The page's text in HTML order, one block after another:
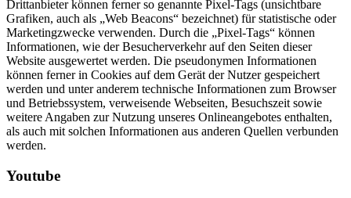
Drittanbieter können ferner so genannte Pixel-Tags (unsichtbare
Grafiken, auch als „Web Beacons“ bezeichnet) für statistische oder
Marketingzwecke verwenden. Durch die „Pixel-Tags“ können
Informationen, wie der Besucherverkehr auf den Seiten dieser
Website ausgewertet werden. Die pseudonymen Informationen
können ferner in Cookies auf dem Gerät der Nutzer gespeichert
werden und unter anderem technische Informationen zum Browser
und Betriebssystem, verweisende Webseiten, Besuchszeit sowie
weitere Angaben zur Nutzung unseres Onlineangebotes enthalten,
als auch mit solchen Informationen aus anderen Quellen verbunden
werden.
Youtube